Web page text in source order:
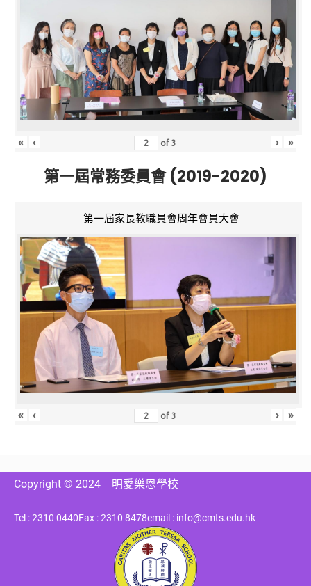
« ‹ of3 › »
第一屆常務委員會 (2019-2020)
第一屆家長教職員會周年會員大會
« ‹ of3 › »
Copyright © 2024 明愛樂恩學校
Tel : 2310 0440Fax : 2310 8478email : info@cmts.edu.hk